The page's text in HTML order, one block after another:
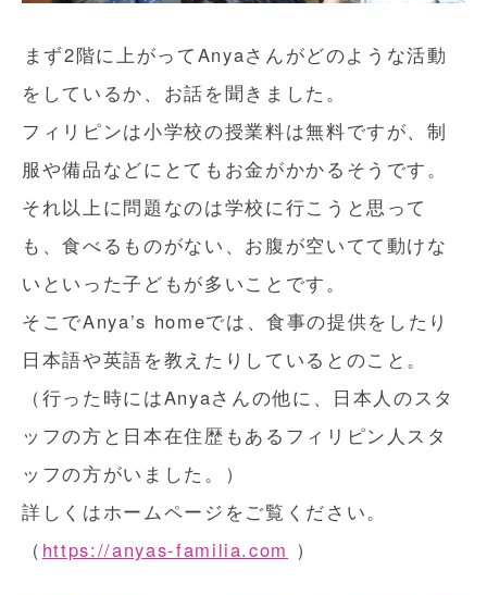
まず2階に上がってAnyaさんがどのような活動
をしているか、お話を聞きました。
フィリピンは小学校の授業料は無料ですが、制
服や備品などにとてもお金がかかるそうです。
それ以上に問題なのは学校に行こうと思って
も、食べるものがない、お腹が空いてて動けな
いといった子どもが多いことです。
そこでAnya’s homeでは、食事の提供をしたり
日本語や英語を教えたりしているとのこと。
（行った時にはAnyaさんの他に、日本人のスタ
ッフの方と日本在住歴もあるフィリピン人スタ
ッフの方がいました。）
詳しくはホームページをご覧ください。
（ https://anyas-familia.com ）